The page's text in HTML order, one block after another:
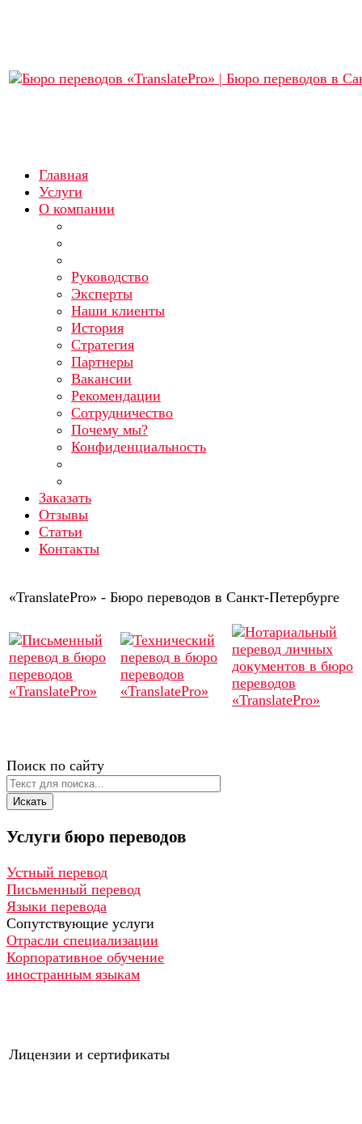
Главная
Услуги
О компании
Руководство
Эксперты
Наши клиенты
История
Стратегия
Партнеры
Вакансии
Рекомендации
Сотрудничество
Почему мы?
Конфиденциальность
Заказать
Отзывы
Статьи
Контакты
«TranslatePro» - Бюро переводов в Санкт-Петербурге
Поиск по сайту
Искать
Услуги бюро переводов
Устный перевод
Письменный перевод
Языки перевода
Сопутствующие услуги
Отрасли специализации
Корпоративное обучение
иностранным языкам
Лицензии и сертификаты